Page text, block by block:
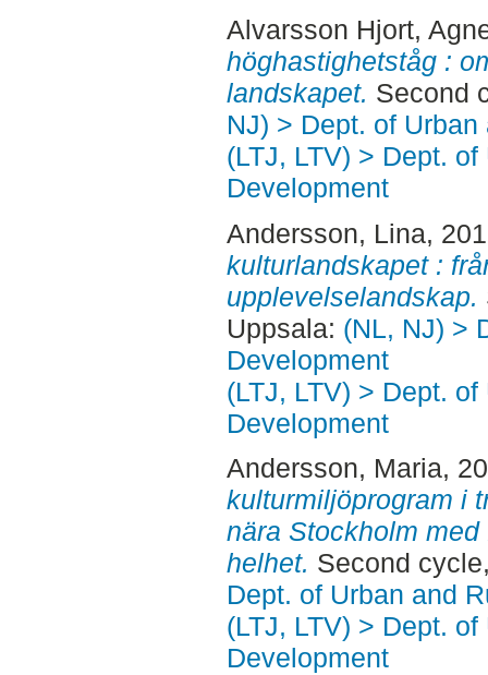
Alvarsson Hjort,
höghastighetståg :
landskapet. Second
NJ) > Dept. of
(LTJ, LTV) > Dept.
Development
Andersson, Lina,
kulturlandskapet :
upplevelselandskap.
Uppsala: (NL, NJ) >
Development
(LTJ, LTV) > Dept.
Development
Andersson, Maria,
kulturmiljöprogram i
nära Stockholm
helhet. Second
Dept. of Urban and
(LTJ, LTV) > Dept.
Development